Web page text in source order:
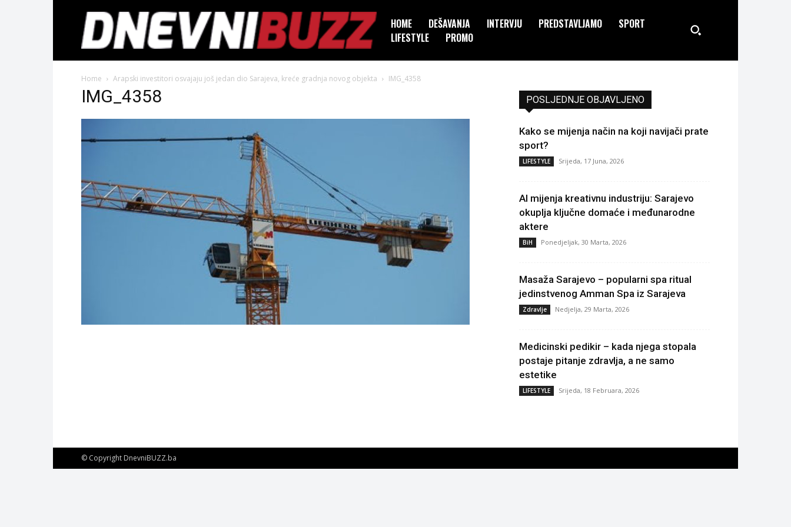
HOME DEŠAVANJA INTERVJU PREDSTAVLJAMO
SPORT
LIFESTYLE
PROMO
Home Arapski investitori osvajaju još jedan dio Sarajeva, kreće gradnja novog objekta IMG_4358
IMG_4358 POSLJEDNJE OBJAVLJENO
Kako se mijenja način na koji navijači prate
sport?
LIFESTYLE Srijeda, 17 Juna, 2026
AI mijenja kreativnu industriju: Sarajevo
okuplja ključne domaće i međunarodne
aktere
BiH Ponedjeljak, 30 Marta, 2026
Masaža Sarajevo – popularni spa ritual
jedinstvenog Amman Spa iz Sarajeva
Zdravlje Nedjelja, 29 Marta, 2026
Medicinski pedikir – kada njega stopala
postaje pitanje zdravlja, a ne samo
estetike
LIFESTYLE Srijeda, 18 Februara, 2026
© Copyright DnevniBUZZ.ba